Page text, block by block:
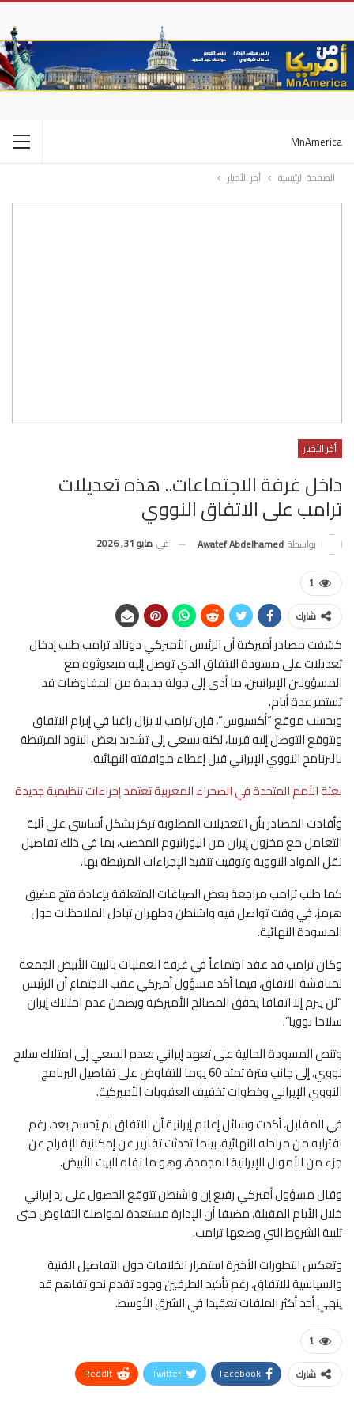
MnAmerica
الصفحة الرئيسية أخر الأخبار
أخر الأخبار
داخل غرفة الاجتماعات.. هذه تعديلات
ترامب على الاتفاق النووي
بواسطة Awatef Abdelhamed في مايو 31, 2026
1
شارك
كشفت مصادر أميركية أن الرئيس الأميركي دونالد ترامب طلب إدخال
تعديلات على مسودة الاتفاق الذي توصل إليه مبعوثوه مع
المسؤولين الإيرانيين، ما أدى إلى جولة جديدة من المفاوضات قد
تستمر عدة أيام.
وبحسب موقع “أكسيوس”، فإن ترامب لا يزال راغبا في إبرام الاتفاق
ويتوقع التوصل إليه قريبا، لكنه يسعى إلى تشديد بعض البنود المرتبطة
بالبرنامج النووي الإيراني قبل إعطاء موافقته النهائية.
بعثة الأمم المتحدة في الصحراء المغربية تعتمد إجراءات تنظيمية جديدة
وأفادت المصادر بأن التعديلات المطلوبة تركز بشكل أساسي على آلية
التعامل مع مخزون إيران من اليورانيوم المخصب، بما في ذلك تفاصيل
نقل المواد النووية وتوقيت تنفيذ الإجراءات المرتبطة بها.
كما طلب ترامب مراجعة بعض الصياغات المتعلقة بإعادة فتح مضيق
هرمز، في وقت تواصل فيه واشنطن وطهران تبادل الملاحظات حول
المسودة النهائية.
وكان ترامب قد عقد اجتماعاً في غرفة العمليات بالبيت الأبيض الجمعة
لمناقشة الاتفاق، فيما أكد مسؤول أميركي عقب الاجتماع أن الرئيس
“لن يبرم إلا اتفاقا يحقق المصالح الأميركية ويضمن عدم امتلاك إيران
سلاحا نوويا”.
وتنص المسودة الحالية على تعهد إيراني بعدم السعي إلى امتلاك سلاح
نووي، إلى جانب فترة تمتد 60 يوما للتفاوض على تفاصيل البرنامج
النووي الإيراني وخطوات تخفيف العقوبات الأميركية.
في المقابل، أكدت وسائل إعلام إيرانية أن الاتفاق لم يُحسم بعد، رغم
اقترابه من مراحله النهائية، بينما تحدثت تقارير عن إمكانية الإفراج عن
جزء من الأموال الإيرانية المجمدة، وهو ما نفاه البيت الأبيض.
وقال مسؤول أميركي رفيع إن واشنطن تتوقع الحصول على رد إيراني
خلال الأيام المقبلة، مضيفا أن الإدارة مستعدة لمواصلة التفاوض حتى
تلبية الشروط التي وضعها ترامب.
وتعكس التطورات الأخيرة استمرار الخلافات حول التفاصيل الفنية
والسياسية للاتفاق، رغم تأكيد الطرفين وجود تقدم نحو تفاهم قد
ينهي أحد أكثر الملفات تعقيدا في الشرق الأوسط.
1
شارك Facebook
Twitter
ReddIt